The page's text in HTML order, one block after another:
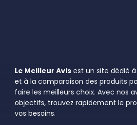
Le Meilleur Avis est un site dédié
et à la comparaison des produits
faire les meilleurs choix. Avec nos
objectifs, trouvez rapidement le
vos besoins.